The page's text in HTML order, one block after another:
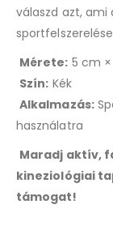
válaszd azt, ami
Mérete: 5 cm
Szín: Kék
Alkalmazás:
használatra
Maradj aktív,
kineziológiai
támogat!